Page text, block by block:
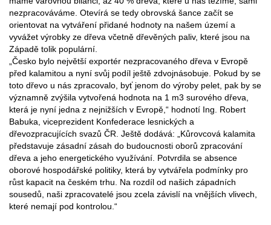
nezpracováváme. Otevírá se tedy obrovská šance začít se
orientovat na vytváření přidané hodnoty na našem území a
vyvážet výrobky ze dřeva včetně dřevěných paliv, které jsou na
Západě tolik populární.
„Česko bylo největší exportér nezpracovaného dřeva v Evropě
před kalamitou a nyní svůj podíl ještě zdvojnásobuje. Pokud by se
toto dřevo u nás zpracovalo, byť jenom do výroby pelet, pak by se
významně zvýšila vytvořená hodnota na 1 m3 surového dřeva,
která je nyní jedna z nejnižších v Evropě,“ hodnotí Ing. Robert
Babuka, viceprezident Konfederace lesnických a
dřevozpracujících svazů ČR. Ještě dodává: „Kůrovcová kalamita
představuje zásadní zásah do budoucnosti oborů zpracování
dřeva a jeho energetického využívání. Potvrdila se absence
oborové hospodářské politiky, která by vytvářela podmínky pro
růst kapacit na českém trhu. Na rozdíl od našich západních
sousedů, naši zpracovatelé jsou zcela závislí na vnějších vlivech,
které nemají pod kontrolou.“